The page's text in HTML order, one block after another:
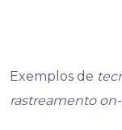
Exemplos de
rastreamento